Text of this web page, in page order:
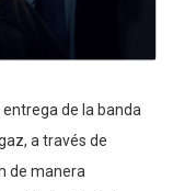
de la banda
a través de
de manera